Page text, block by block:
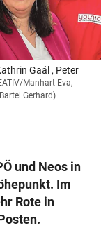
Gaál , Peter
Manhart Eva,
Gerhard)
und Neos in
Im
Rote in